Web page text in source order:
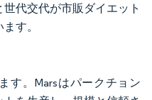
代交代が市販ダイエット
す。
す。Marsはパークチョン